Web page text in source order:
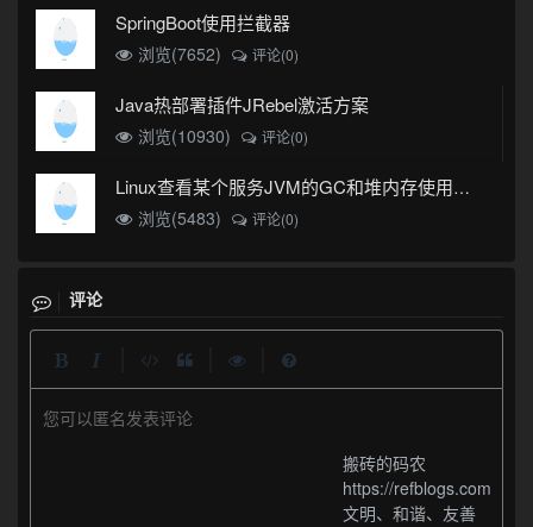
SpringBoot使用拦截器
浏览(7652) 评论(0)
Java热部署插件JRebel激活方案
浏览(10930) 评论(0)
Linux查看某个服务JVM的GC和堆内存使用情况
浏览(5483)
评论(0)
评论
您可以匿名发表评论
搬砖的码农
https://refblogs.com
文明、和谐、友善